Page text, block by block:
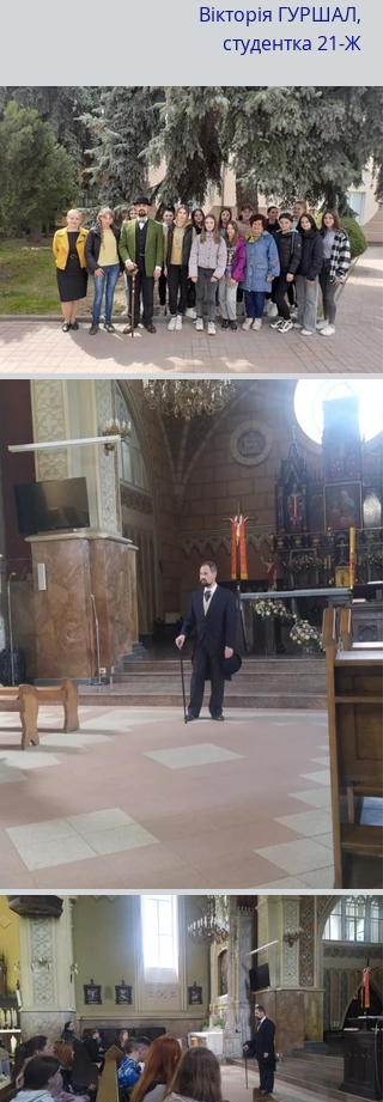
Вікторія ГУРШАЛ,
студентка 21-Ж